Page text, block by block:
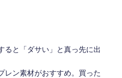
ると「ダサい」と真っ先に出
レン素材がおすすめ。買った